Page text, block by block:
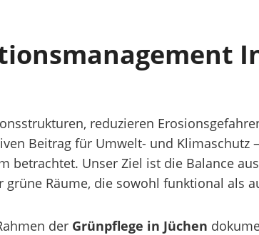
reduzieren
Beitrag für Umwelt- und Klimaschutz
betrachtet. Unser Ziel ist die Balance
grüne Räume, die sowohl funktional als
der Grünpflege in Jüchen